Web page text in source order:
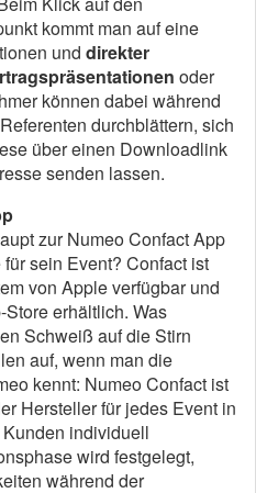
kommt man auf eine
und direkter
oder
können dabei während
durchblättern, sich
über einen Downloadlink
senden lassen.
zur Numeo Confact App
sein Event? Confact ist
von Apple verfügbar und
erhältlich. Was
Schweiß auf die Stirn
auf, wenn man die
kennt: Numeo Confact ist
Hersteller für jedes Event in
individuell
wird festgelegt,
während der